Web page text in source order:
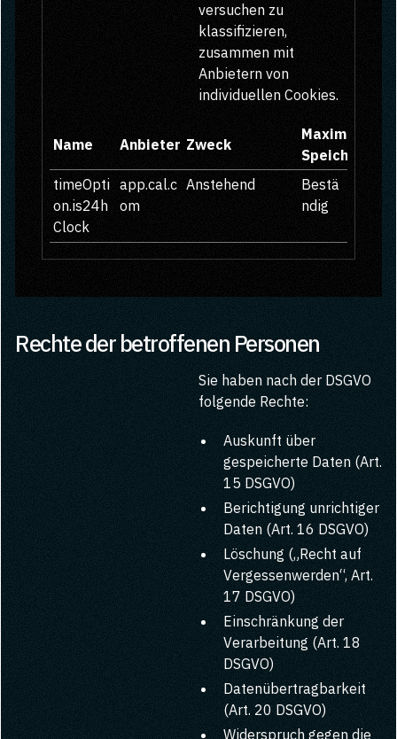
versuchen zu
klassifizieren,
zusammen mit
Anbietern von
individuellen Cookies.
Name Anbieter Zweck
Maximale
timeOpti
on.is24h
Clock
app.cal.c
om
Anstehend
Bestä
ndig
Rechte der betroffenen Personen
Sie haben nach der DSGVO
folgende Rechte:
Auskunft über
gespeicherte Daten (Art.
15 DSGVO)
Berichtigung unrichtiger
Daten (Art. 16 DSGVO)
Löschung („Recht auf
Vergessenwerden“, Art.
17 DSGVO)
Einschränkung der
Verarbeitung (Art. 18
DSGVO)
Datenübertragbarkeit
(Art. 20 DSGVO)
Widerspruch gegen die